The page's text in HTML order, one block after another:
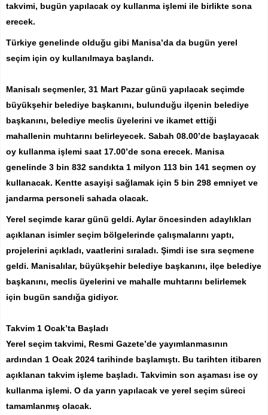
takvimi, bugün yapılacak oy kullanma işlemi ile birlikte sona
erecek.
Türkiye genelinde olduğu gibi Manisa’da da bugün yerel
seçim için oy kullanılmaya başlandı.
Manisalı seçmenler, 31 Mart Pazar günü yapılacak seçimde
büyükşehir belediye başkanını, bulunduğu ilçenin belediye
başkanını, belediye meclis üyelerini ve ikamet ettiği
mahallenin muhtarını belirleyecek. Sabah 08.00’de başlayacak
oy kullanma işlemi saat 17.00’de sona erecek. Manisa
genelinde 3 bin 832 sandıkta 1 milyon 113 bin 141 seçmen oy
kullanacak. Kentte asayişi sağlamak için 5 bin 298 emniyet ve
jandarma personeli sahada olacak.
Yerel seçimde karar günü geldi. Aylar öncesinden adaylıkları
açıklanan isimler seçim bölgelerinde çalışmalarını yaptı,
projelerini açıkladı, vaatlerini sıraladı. Şimdi ise sıra seçmene
geldi. Manisalılar, büyükşehir belediye başkanını, ilçe belediye
başkanını, meclis üyelerini ve mahalle muhtarını belirlemek
için bugün sandığa gidiyor.
Takvim 1 Ocak’ta Başladı
Yerel seçim takvimi, Resmi Gazete’de yayımlanmasının
ardından 1 Ocak 2024 tarihinde başlamıştı. Bu tarihten itibaren
açıklanan takvim işleme başladı. Takvimin son aşaması ise oy
kullanma işlemi. O da yarın yapılacak ve yerel seçim süreci
tamamlanmış olacak.